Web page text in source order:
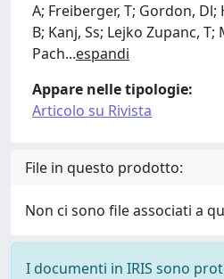
A; Freiberger, T; Gordon,
B; Kanj, Ss; Lejko Zupanc, T;
Pach...espandi
Appare nelle tipologie:
Articolo su Rivista
File in questo prodotto:
Non ci sono file associati a
I documenti in IRIS sono